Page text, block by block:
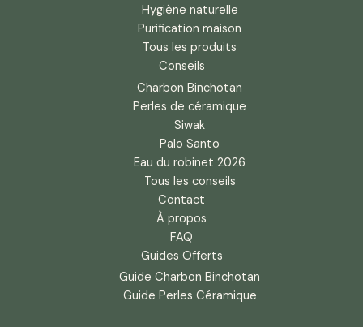
Hygiène naturelle
Purification maison
Tous les produits
Conseils
Charbon Binchotan
Perles de céramique
Siwak
Palo Santo
Eau du robinet 2026
Tous les conseils
Contact
À propos
FAQ
Guides Offerts
Guide Charbon Binchotan
Guide Perles Céramique